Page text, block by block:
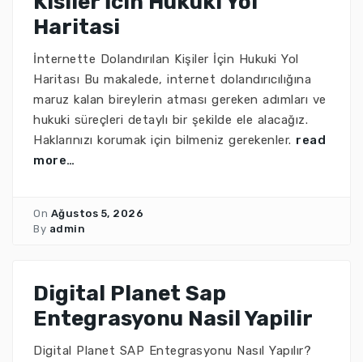
Haritasi
İnternette Dolandırılan Kişiler İçin Hukuki Yol
Haritası Bu makalede, internet dolandırıcılığına
maruz kalan bireylerin atması gereken adımları ve
hukuki süreçleri detaylı bir şekilde ele alacağız.
Haklarınızı korumak için bilmeniz gerekenler. read
more…
On Ağustos 5, 2026
By admin
Digital Planet Sap
Entegrasyonu Nasil Yapilir
Digital Planet SAP Entegrasyonu Nasıl Yapılır?